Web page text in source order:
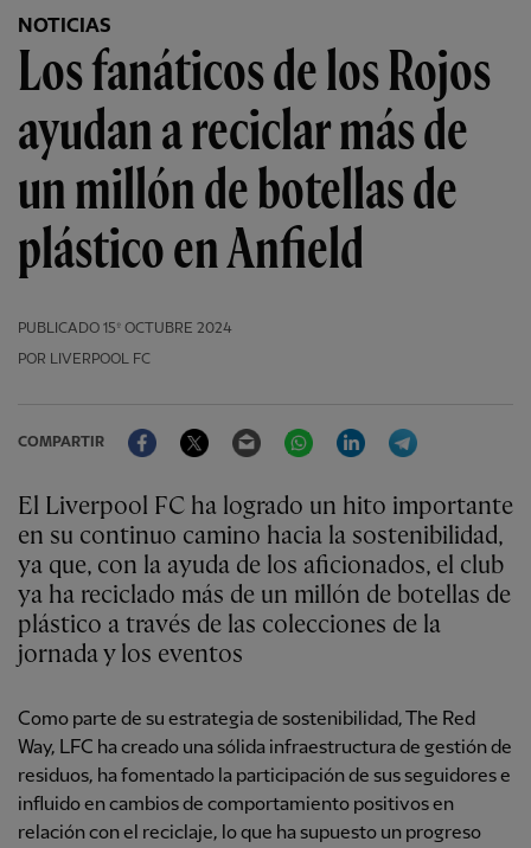
NOTICIAS
Los fanáticos de los Rojos
ayudan a reciclar más de
un millón de botellas de
plástico en Anfield
PUBLICADO 15º OCTUBRE 2024
POR LIVERPOOL FC
COMPARTIR
FacebookTwitter Email WhatsAppLinkedIn
El Liverpool FC ha logrado un hito importante
en su continuo camino hacia la sostenibilidad,
ya que, con la ayuda de los aficionados, el club
ya ha reciclado más de un millón de botellas de
plástico a través de las colecciones de la
jornada y los eventos
Como parte de su estrategia de sostenibilidad, The Red
Way, LFC ha creado una sólida infraestructura de gestión de
residuos, ha fomentado la participación de sus seguidores e
influido en cambios de comportamiento positivos en
relación con el reciclaje, lo que ha supuesto un progreso